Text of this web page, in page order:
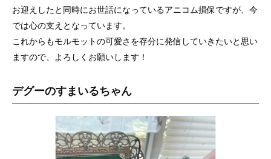
お迎えしたと同時にお世話になっているアニコム損保ですが、今
では心の支えとなっています。
これからもモルモットの可愛さを存分に発信していきたいと思い
ますので、よろしくお願いします！
デグーのすまいるちゃん